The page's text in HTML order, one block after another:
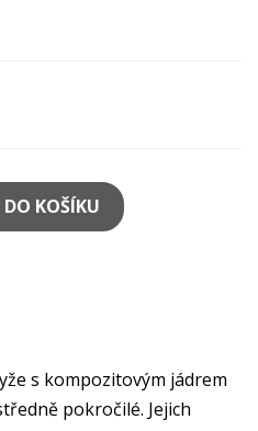
KOŠÍKU
s kompozitovým jádrem
pokročilé. Jejich